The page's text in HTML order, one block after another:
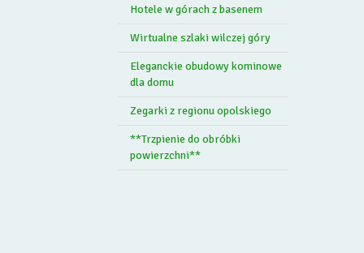
Hotele w górach z basenem
Wirtualne szlaki wilczej góry
Eleganckie obudowy kominowe
dla domu
Zegarki z regionu opolskiego
**Trzpienie do obróbki
powierzchni**